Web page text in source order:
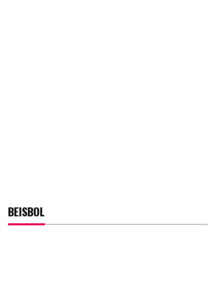
BEISBOL